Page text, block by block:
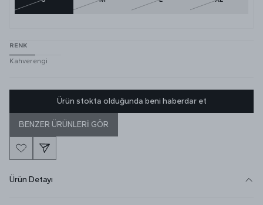
RENK
Kahverengi
Ürün stokta olduğunda beni haberdar et
BENZER ÜRÜNLERİ GÖR
Ürün Detayı